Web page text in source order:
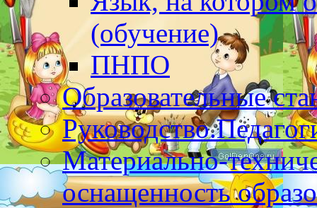
(обучение)
ПНПО
Образовательные
Материально-
оснащенность